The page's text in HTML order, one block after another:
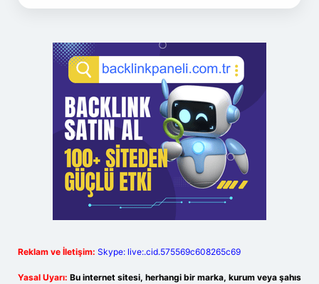
Reklam ve İletişim: Skype: live:.cid.575569c608265c69
Yasal Uyarı: Bu internet sitesi, herhangi bir marka, kurum veya şahıs